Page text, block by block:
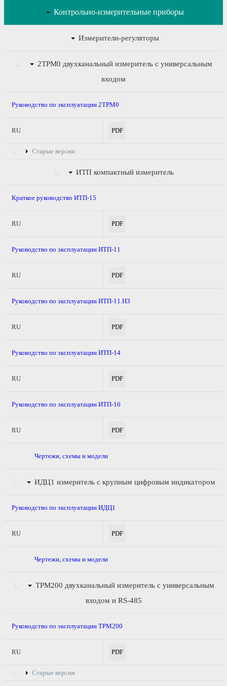
Контрольно-измерительные приборы
Измерители-регуляторы
2ТРМ0 двухканальный измеритель с универсальным
входом
Руководство по эксплуатации 2ТРМ0
RU PDF
Старые версии
ИТПкомпактный измеритель
Краткое руководство ИТП-15
RU PDF
Руководство по эксплуатации ИТП-11
RU PDF
Руководство по эксплуатации ИТП-11.Н3
RU PDF
Руководство по эксплуатации ИТП-14
RU PDF
Руководство по эксплуатации ИТП-16
RU PDF
Чертежи, схемы и модели
ИДЦ1 измеритель с крупным цифровым индикатором
Руководство по эксплуатации ИДЦ1
RU PDF
Чертежи, схемы и модели
ТРМ200 двухканальный измеритель с универсальным
входом и RS-485
Руководство по эксплуатации ТРМ200
RU PDF
Старые версии